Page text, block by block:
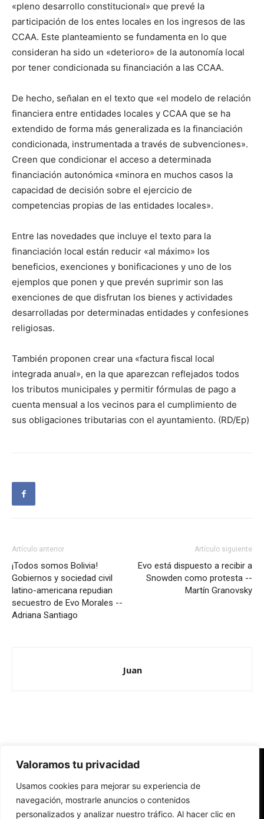
Valoramos tu privacidad
Usamos cookies para mejorar su experiencia de
navegación, mostrarle anuncios o contenidos
personalizados y analizar nuestro tráfico. Al hacer clic en
«pleno desarrollo constitucional» que prevé la
participación de los entes locales en los ingresos de las
CCAA. Este planteamiento se fundamenta en lo que
consideran ha sido un «deterioro» de la autonomía local
por tener condicionada su financiación a las CCAA.
De hecho, señalan en el texto que «el modelo de relación
financiera entre entidades locales y CCAA que se ha
extendido de forma más generalizada es la financiación
condicionada, instrumentada a través de subvenciones».
Creen que condicionar el acceso a determinada
financiación autonómica «minora en muchos casos la
capacidad de decisión sobre el ejercicio de
competencias propias de las entidades locales».
Entre las novedades que incluye el texto para la
financiación local están reducir «al máximo» los
beneficios, exenciones y bonificaciones y uno de los
ejemplos que ponen y que prevén suprimir son las
exenciones de que disfrutan los bienes y actividades
desarrolladas por determinadas entidades y confesiones
religiosas.
También proponen crear una «factura fiscal local
integrada anual», en la que aparezcan reflejados todos
los tributos municipales y permitir fórmulas de pago a
cuenta mensual a los vecinos para el cumplimiento de
sus obligaciones tributarias con el ayuntamiento. (RD/Ep)
Artículo anterior
¡Todos somos Bolivia!
Gobiernos y sociedad civil
latino-americana repudian
secuestro de Evo Morales --
Adriana Santiago
Artículo siguiente
Evo está dispuesto a recibir a
Snowden como protesta --
Martín Granovsky
Juan
Redes Cristianas
Una mirada alternativa sobre la Iglesia católica y la sociedad
- Colectivos de Redes Cristianas